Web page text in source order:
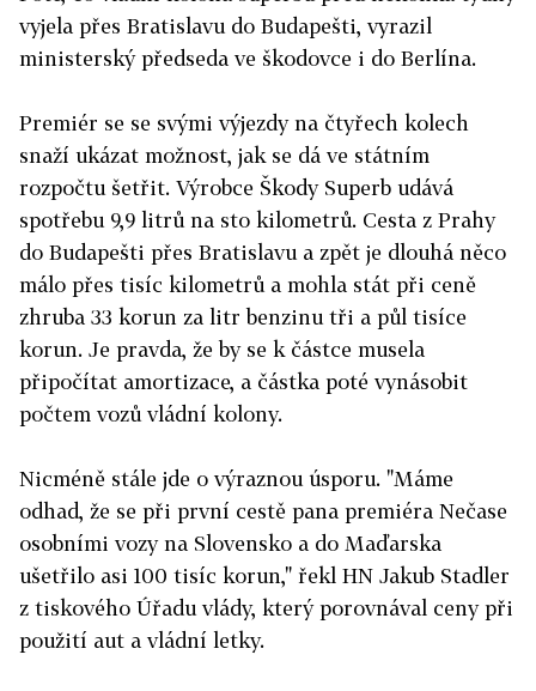
vyjela přes Bratislavu do Budapešti, vyrazil
ministerský předseda ve škodovce i do Berlína.
Premiér se se svými výjezdy na čtyřech kolech
snaží ukázat možnost, jak se dá ve státním
rozpočtu šetřit. Výrobce Škody Superb udává
spotřebu 9,9 litrů na sto kilometrů. Cesta z Prahy
do Budapešti přes Bratislavu a zpět je dlouhá něco
málo přes tisíc kilometrů a mohla stát při ceně
zhruba 33 korun za litr benzinu tři a půl tisíce
korun. Je pravda, že by se k částce musela
připočítat amortizace, a částka poté vynásobit
počtem vozů vládní kolony.
Nicméně stále jde o výraznou úsporu. "Máme
odhad, že se při první cestě pana premiéra Nečase
osobními vozy na Slovensko a do Maďarska
ušetřilo asi 100 tisíc korun," řekl HN Jakub Stadler
z tiskového Úřadu vlády, který porovnával ceny při
použití aut a vládní letky.